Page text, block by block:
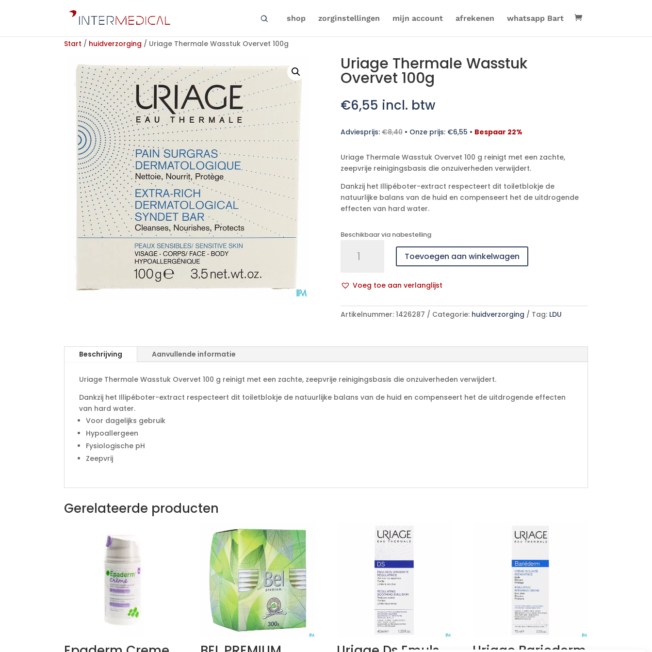
shop zorginstellingen mijn account afrekenen whatsapp Bart
Start / huidverzorging / Uriage Thermale Wasstuk Overvet 100g
Uriage Thermale Wasstuk
Overvet 100g
€6,55 incl. btw
Adviesprijs:€8,40• Onze prijs: €6,55 • Bespaar 22%
Uriage Thermale Wasstuk Overvet 100 g reinigt met een zachte,
zeepvrije reinigingsbasis die onzuiverheden verwijdert.
Dankzij het Illipéboter-extract respecteert dit toiletblokje de
natuurlijke balans van de huid en compenseert het de uitdrogende
effecten van hard water.
Beschikbaar via nabestelling
Thermale
100g
Toevoegen aan winkelwagen
Voeg toe aan verlanglijst
l
t
a
v
Artikelnummer: 1426287 Categorie: huidverzorging Tag: LDU
Beschrijving Aanvullende informatie
Uriage Thermale Wasstuk Overvet 100 g reinigt met een zachte, zeepvrije reinigingsbasis die onzuiverheden verwijdert.
Dankzij het Illipéboter-extract respecteert dit toiletblokje de natuurlijke balans van de huid en compenseert het de uitdrogende effecten
van hard water.
Voor dagelijks gebruik
Hypoallergeen
Fysiologische pH
Zeepvrij
Gerelateerde producten